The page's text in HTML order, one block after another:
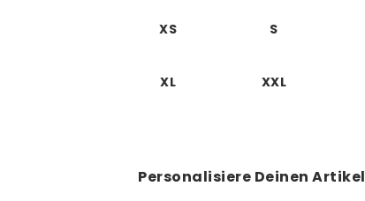
XS S
XL XXL
Personalisiere Deinen Artikel